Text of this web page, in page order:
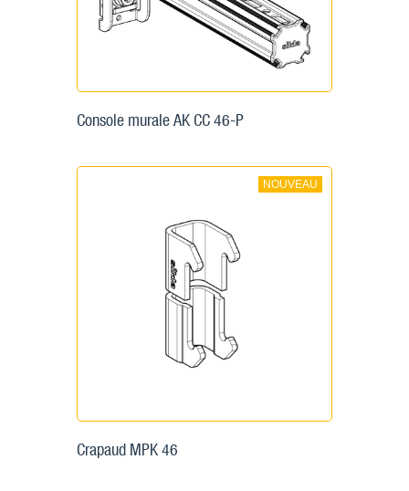
Console murale AK CC 46-P
NOUVEAU
Crapaud MPK 46